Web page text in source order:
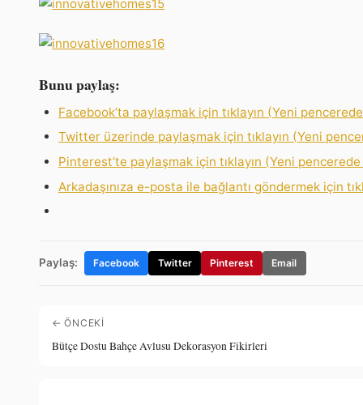
Bunu paylaş:
Facebook’ta paylaşmak için tıklayın (Yeni pencerede
Twitter üzerinde paylaşmak için tıklayın (Yeni
Pinterest’te paylaşmak için tıklayın (Yeni pencerede
Arkadaşınıza e-posta ile bağlantı göndermek için
Paylaş: Facebook Twitter Pinterest Email
← ÖNCEKI
Bütçe Dostu Bahçe Avlusu Dekorasyon Fikirleri